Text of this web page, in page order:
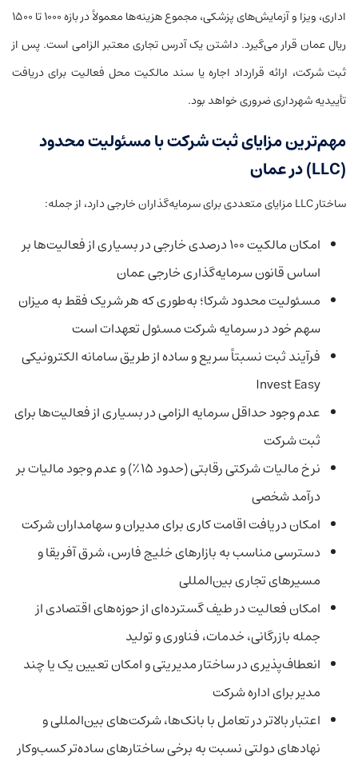
اداری، ویزا و آزمایش‌های پزشکی، مجموع هزینه‌ها معمولاً در بازه ۱۰۰۰ تا ۱۵۰۰
ریال عمان قرار می‌گیرد. داشتن یک آدرس تجاری معتبر الزامی است. پس از
ثبت شرکت، ارائه قرارداد اجاره یا سند مالکیت محل فعالیت برای دریافت
تأییدیه شهرداری ضروری خواهد بود.
مهم‌ترین مزایای ثبت شرکت با مسئولیت محدود
(LLC) در عمان
ساختار LLC مزایای متعددی برای سرمایه‌گذاران خارجی دارد، از جمله:
امکان مالکیت ۱۰۰ درصدی خارجی در بسیاری از فعالیت‌ها بر
اساس قانون سرمایه‌گذاری خارجی عمان
مسئولیت محدود شرکا؛ به‌طوری که هر شریک فقط به میزان
سهم خود در سرمایه شرکت مسئول تعهدات است
فرآیند ثبت نسبتاً سریع و ساده از طریق سامانه الکترونیکی
Invest Easy
عدم وجود حداقل سرمایه الزامی در بسیاری از فعالیت‌ها برای
ثبت شرکت
نرخ مالیات شرکتی رقابتی (حدود ۱۵٪) و عدم وجود مالیات بر
درآمد شخصی
امکان دریافت اقامت کاری برای مدیران و سهامداران شرکت
دسترسی مناسب به بازارهای خلیج فارس، شرق آفریقا و
مسیرهای تجاری بین‌المللی
امکان فعالیت در طیف گسترده‌ای از حوزه‌های اقتصادی از
جمله بازرگانی، خدمات، فناوری و تولید
انعطاف‌پذیری در ساختار مدیریتی و امکان تعیین یک یا چند
مدیر برای اداره شرکت
اعتبار بالاتر در تعامل با بانک‌ها، شرکت‌های بین‌المللی و
نهادهای دولتی نسبت به برخی ساختارهای ساده‌تر کسب‌وکار